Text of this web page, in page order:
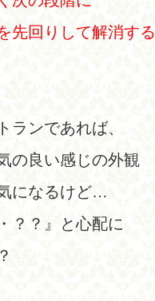
先回りして解消する
ランであれば、
の良い感じの外観
になるけど…
？？』と心配に